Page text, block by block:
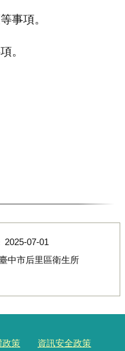
事項。
。
2025-07-01
中市后里區衛生所
政策 資訊安全政策